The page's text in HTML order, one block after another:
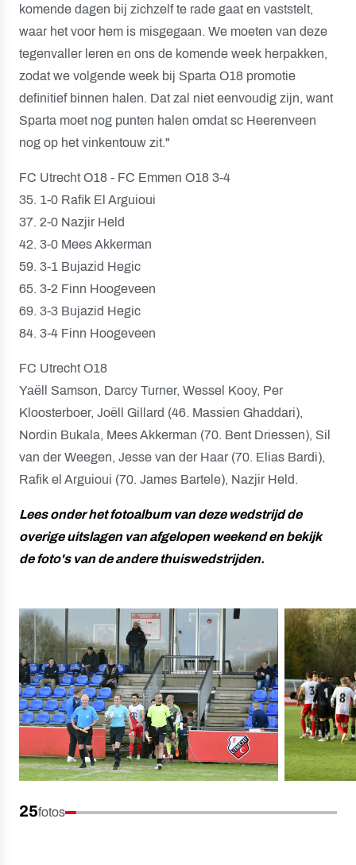
komende dagen bij zichzelf te rade gaat en vaststelt,
waar het voor hem is misgegaan. We moeten van deze
tegenvaller leren en ons de komende week herpakken,
zodat we volgende week bij Sparta O18 promotie
definitief binnen halen. Dat zal niet eenvoudig zijn, want
Sparta moet nog punten halen omdat sc Heerenveen
nog op het vinkentouw zit."
FC Utrecht O18 - FC Emmen O18 3-4
35. 1-0 Rafik El Arguioui
37. 2-0 Nazjir Held
42. 3-0 Mees Akkerman
59. 3-1 Bujazid Hegic
65. 3-2 Finn Hoogeveen
69. 3-3 Bujazid Hegic
84. 3-4 Finn Hoogeveen
FC Utrecht O18
Yaëll Samson, Darcy Turner, Wessel Kooy, Per
Kloosterboer, Joëll Gillard (46. Massien Ghaddari),
Nordin Bukala, Mees Akkerman (70. Bent Driessen), Sil
van der Weegen, Jesse van der Haar (70. Elias Bardi),
Rafik el Arguioui (70. James Bartele), Nazjir Held.
Lees onder het fotoalbum van deze wedstrijd de
overige uitslagen van afgelopen weekend en bekijk
de foto's van de andere thuiswedstrijden.
25fotos